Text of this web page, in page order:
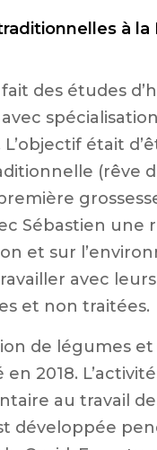
à la
des études
L’objectif était
(rêve
Sébastien une
et sur
avec
et non traitées.
de légumes et
2018.
au travail
développée